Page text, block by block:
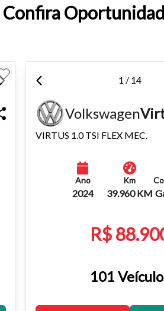
Confira
1 / 14
Volkswagen
VIRTUS 1.0 TSI FLEX MEC.
Ano
2024
Km
39.960 KM
R$
101